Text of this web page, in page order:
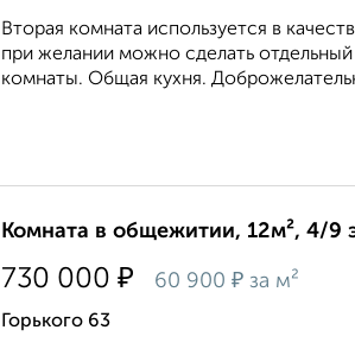
Вторая комната используется в
при желании можно сделать
комнаты. Общая кухня.
Комната в общежитии, 12м², 4/9
730 000 ₽ 60 900 ₽ за м²
Горького 63